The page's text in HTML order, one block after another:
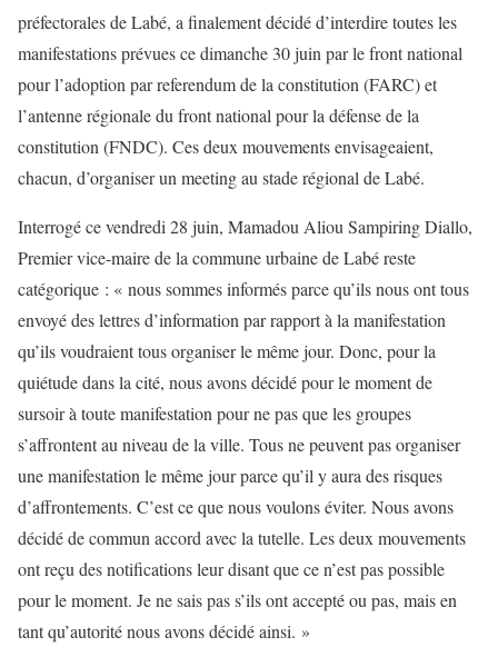
préfectorales de Labé, a finalement décidé d’interdire toutes les
manifestations prévues ce dimanche 30 juin par le front national
pour l’adoption par referendum de la constitution (FARC) et
l’antenne régionale du front national pour la défense de la
constitution (FNDC). Ces deux mouvements envisageaient,
chacun, d’organiser un meeting au stade régional de Labé.
Interrogé ce vendredi 28 juin, Mamadou Aliou Sampiring Diallo,
Premier vice-maire de la commune urbaine de Labé reste
catégorique : « nous sommes informés parce qu’ils nous ont tous
envoyé des lettres d’information par rapport à la manifestation
qu’ils voudraient tous organiser le même jour. Donc, pour la
quiétude dans la cité, nous avons décidé pour le moment de
sursoir à toute manifestation pour ne pas que les groupes
s’affrontent au niveau de la ville. Tous ne peuvent pas organiser
une manifestation le même jour parce qu’il y aura des risques
d’affrontements. C’est ce que nous voulons éviter. Nous avons
décidé de commun accord avec la tutelle. Les deux mouvements
ont reçu des notifications leur disant que ce n’est pas possible
pour le moment. Je ne sais pas s’ils ont accepté ou pas, mais en
tant qu’autorité nous avons décidé ainsi. »